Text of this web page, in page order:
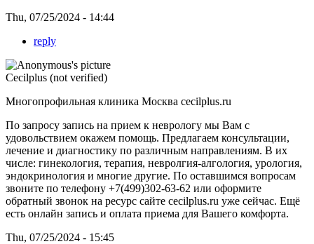
Thu, 07/25/2024 - 14:44
reply
Cecilplus (not verified)
Многопрофильная клиника Москва cecilplus.ru
По запросу запись на прием к неврологу мы Вам с
удовольствием окажем помощь. Предлагаем консультации,
лечение и диагностику по различным направлениям. В их
числе: гинекология, терапия, невролгия-алгология, урология,
эндокринология и многие другие. По оставшимся вопросам
звоните по телефону +7(499)302-63-62 или оформите
обратный звонок на ресурс сайте cecilplus.ru уже сейчас. Ещё
есть онлайн запись и оплата приема для Вашего комфорта.
Thu, 07/25/2024 - 15:45